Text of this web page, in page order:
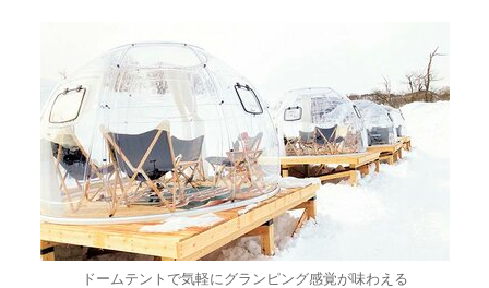
ドームテントで気軽にグランピング感覚が味わえる